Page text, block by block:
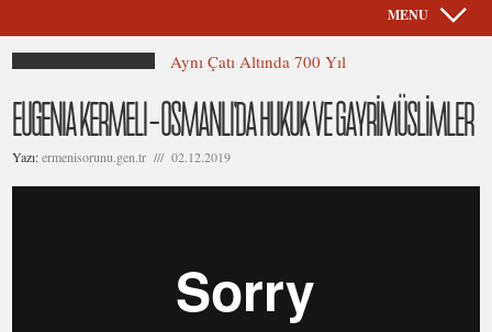
MENU
Aynı Çatı Altında 700 Yıl
EUGENIA KERMELI – OSMANLI’DA HUKUK VE GAYRİMÜSLİMLER
Yazı:ermenisorunu.gen.tr /// 02.12.2019